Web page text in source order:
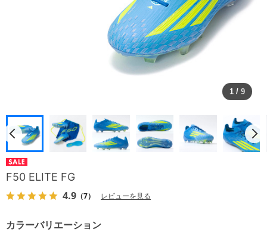
1 / 9
F50 ELITE FG
4.9 （7） レビューを見る
カラーバリエーション